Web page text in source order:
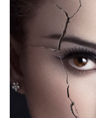
octobre 2014
mars 2013
décembre 2012